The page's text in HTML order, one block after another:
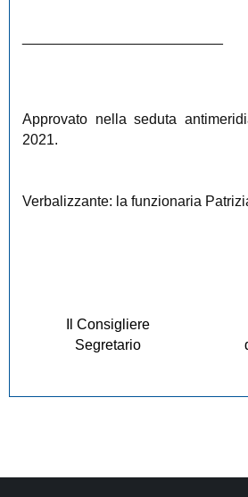
Approvato nella seduta
2021.
Verbalizzante: la funzionaria
Il Consigliere
Segretario